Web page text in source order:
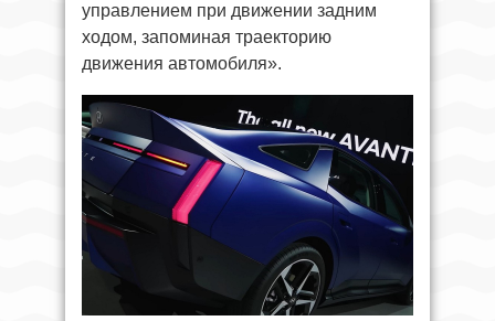
управлением при движении задним
ходом, запоминая траекторию
движения автомобиля».